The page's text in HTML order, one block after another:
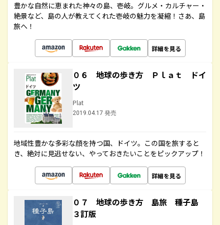
豊かな自然に恵まれた神々の島、壱岐。グルメ・カルチャー・
絶景など、島の人が教えてくれた壱岐の魅力を凝縮！さあ、島
旅へ！
詳細を見る
０６ 地球の歩き方 Ｐｌａｔ ドイ
ツ
Plat
2019.04.17 発売
地域性豊かな多彩な顔を持つ国、ドイツ。この国を旅すると
き、絶対に見逃せない、やっておきたいことをピックアップ！
詳細を見る
０７ 地球の歩き方 島旅 種子島
３訂版